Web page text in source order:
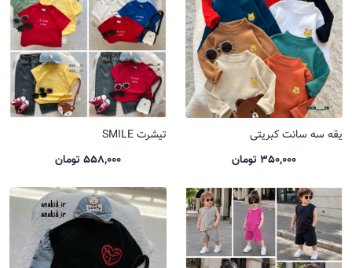
یقه سه سانت کبریتی
350,000 تومان
تیشرت SMILE
558,000 تومان